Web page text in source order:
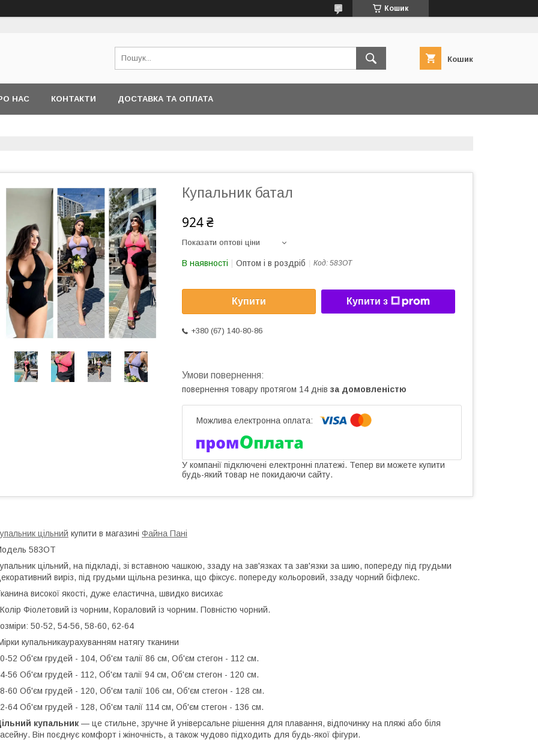
Кошик
Кошик
НАС КОНТАКТИ ДОСТАВКА ТА ОПЛАТА
Купальник батал
924 ₴
Показати оптові ціни
В наявності Оптом і в роздріб Код: 583ОТ
Купити Купити з
+380 (67) 140-80-86
повернення товару протягом 14 днів за домовленістю
У компанії підключені електронні платежі. Тепер ви можете купити
будь-який товар не покидаючи сайту.
цільний купити в магазині Файна Пані
583ОТ
цільний, на підкладі, зі вставною чашкою, ззаду на зав'язках та зав'язки за шию, попереду під грудьми
виріз, під грудьми щільна резинка, що фіксує. попереду кольоровий, ззаду чорний біфлекс.
високої якості, дуже еластична, швидко висихає
Фіолетовий із чорним, Кораловий із чорним. Повністю чорний.
50-52, 54-56, 58-60, 62-64
купальникаурахуванням натягу тканини
52 Об'єм грудей - 104, Об'єм талії 86 см, Об'єм стегон - 112 см.
56 Об'єм грудей - 112, Об'єм талії 94 см, Об'єм стегон - 120 см.
60 Об'єм грудей - 120, Об'єм талії 106 см, Об'єм стегон - 128 см.
64 Об'єм грудей - 128, Об'єм талії 114 см, Об'єм стегон - 136 см.
купальник — це стильне, зручне й універсальне рішення для плавання, відпочинку на пляжі або біля
Він поєднує комфорт і жіночність, а також чудово підходить для будь-якої фігури.